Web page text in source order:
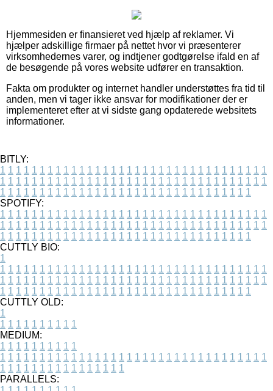
Hjemmesiden er finansieret ved hjælp af reklamer. Vi
hjælper adskillige firmaer på nettet hvor vi præsenterer
virksomhedernes varer, og indtjener godtgørelse ifald en af
de besøgende på vores website udfører en transaktion.
Fakta om produkter og internet handler understøttes fra tid til
anden, men vi tager ikke ansvar for modifikationer der er
implementeret efter at vi sidste gang opdaterede websitets
informationer.
BITLY:
1 1 1 1 1 1 1 1 1 1 1 1 1 1 1 1 1 1 1 1 1 1 1 1 1 1 1 1 1 1 1 1 1 1
1 1 1 1 1 1 1 1 1 1 1 1 1 1 1 1 1 1 1 1 1 1 1 1 1 1 1 1 1 1 1 1 1 1
1 1 1 1 1 1 1 1 1 1 1 1 1 1 1 1 1 1 1 1 1 1 1 1 1 1 1 1 1 1 1 1
SPOTIFY:
1 1 1 1 1 1 1 1 1 1 1 1 1 1 1 1 1 1 1 1 1 1 1 1 1 1 1 1 1 1 1 1 1 1
1 1 1 1 1 1 1 1 1 1 1 1 1 1 1 1 1 1 1 1 1 1 1 1 1 1 1 1 1 1 1 1 1 1
1 1 1 1 1 1 1 1 1 1 1 1 1 1 1 1 1 1 1 1 1 1 1 1 1 1 1 1 1 1 1 1
CUTTLY BIO:
1
1 1 1 1 1 1 1 1 1 1 1 1 1 1 1 1 1 1 1 1 1 1 1 1 1 1 1 1 1 1 1 1 1 1
1 1 1 1 1 1 1 1 1 1 1 1 1 1 1 1 1 1 1 1 1 1 1 1 1 1 1 1 1 1 1 1 1 1
1 1 1 1 1 1 1 1 1 1 1 1 1 1 1 1 1 1 1 1 1 1 1 1 1 1 1 1 1 1 1 1
CUTTLY OLD:
1
1 1 1 1 1 1 1 1 1 1
MEDIUM:
1 1 1 1 1 1 1 1 1 1
1 1 1 1 1 1 1 1 1 1 1 1 1 1 1 1 1 1 1 1 1 1 1 1 1 1 1 1 1 1 1 1 1 1
1 1 1 1 1 1 1 1 1 1 1 1 1 1 1 1
PARALLELS: